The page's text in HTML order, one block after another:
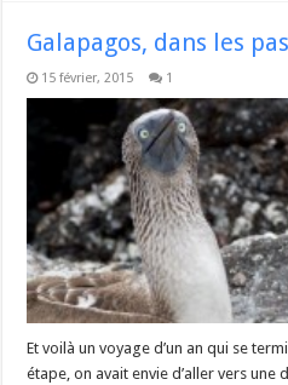
Galapagos, dans les
15 février, 2015 1
Et voilà un voyage d’un an qui se
étape, on avait envie d’aller vers